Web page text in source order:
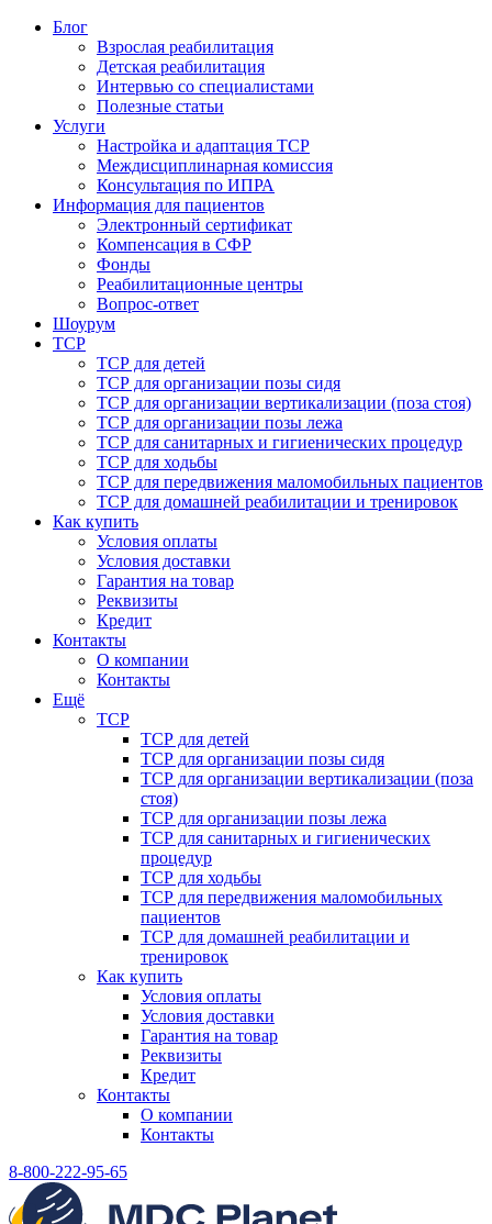
Блог
Взрослая реабилитация
Детская реабилитация
Интервью со специалистами
Полезные статьи
Услуги
Настройка и адаптация ТСР
Междисциплинарная комиссия
Консультация по ИПРА
Информация для пациентов
Электронный сертификат
Компенсация в СФР
Фонды
Реабилитационные центры
Вопрос-ответ
Шоурум
ТСР
ТСР для детей
ТСР для организации позы сидя
ТСР для организации вертикализации (поза стоя)
ТСР для организации позы лежа
ТСР для санитарных и гигиенических процедур
ТСР для ходьбы
ТСР для передвижения маломобильных пациентов
ТСР для домашней реабилитации и тренировок
Как купить
Условия оплаты
Условия доставки
Гарантия на товар
Реквизиты
Кредит
Контакты
О компании
Контакты
Ещё
ТСР
ТСР для детей
ТСР для организации позы сидя
ТСР для организации вертикализации (поза
стоя)
ТСР для организации позы лежа
ТСР для санитарных и гигиенических
процедур
ТСР для ходьбы
ТСР для передвижения маломобильных
пациентов
ТСР для домашней реабилитации и
тренировок
Как купить
Условия оплаты
Условия доставки
Гарантия на товар
Реквизиты
Кредит
Контакты
О компании
Контакты
8-800-222-95-65